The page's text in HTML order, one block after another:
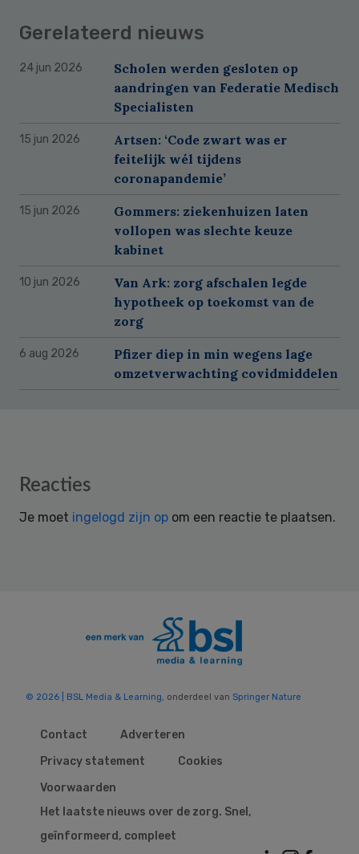
Gerelateerd nieuws
24 jun 2026
Scholen werden gesloten op
aandringen van Federatie Medisch
Specialisten
15 jun 2026
Artsen: ‘Code zwart was er
feitelijk wél tijdens
coronapandemie’
15 jun 2026
Gommers: ziekenhuizen laten
vollopen was slechte keuze
kabinet
10 jun 2026
Van Ark: zorg afschalen legde
hypotheek op toekomst van de
zorg
6 aug 2026
Pfizer diep in min wegens lage
omzetverwachting covidmiddelen
Reader
Reacties
Je moet ingelogd zijn op om een reactie te plaatsen.
© 2026 | BSL Media & Learning , onderdeel van Springer Nature
Contact
Adverteren
Privacy statement
Cookies
Voorwaarden
Het laatste nieuws over de zorg. Snel,
geïnformeerd, compleet